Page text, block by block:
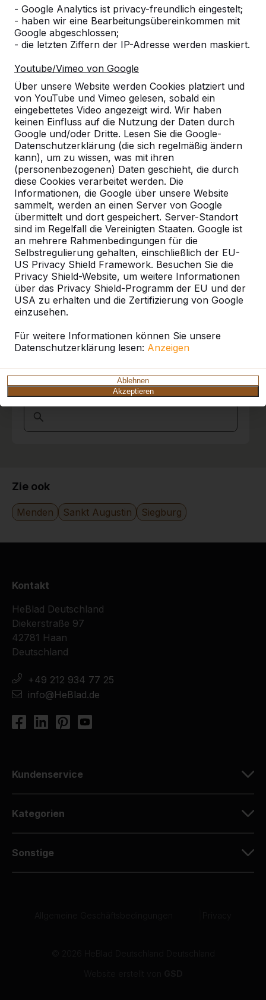
- Google Analytics ist privacy-freundlich eingestelt;
- haben wir eine Bearbeitungsübereinkommen mit
Google abgeschlossen;
- die letzten Ziffern der IP-Adresse werden maskiert.
Youtube/Vimeo von Google
Über unsere Website werden Cookies platziert und
von YouTube und Vimeo gelesen, sobald ein
eingebettetes Video angezeigt wird. Wir haben
keinen Einfluss auf die Nutzung der Daten durch
Google und/oder Dritte. Lesen Sie die Google-
Datenschutzerklärung (die sich regelmäßig ändern
kann), um zu wissen, was mit ihren
(personenbezogenen) Daten geschieht, die durch
diese Cookies verarbeitet werden. Die
Informationen, die Google über unsere Website
sammelt, werden an einen Server von Google
übermittelt und dort gespeichert. Server-Standort
sind im Regelfall die Vereinigten Staaten. Google ist
an mehrere Rahmenbedingungen für die
Selbstregulierung gehalten, einschließlich der EU-
US Privacy Shield Framework. Besuchen Sie die
Privacy Shield-Website, um weitere Informationen
über das Privacy Shield-Programm der EU und der
USA zu erhalten und die Zertifizierung von Google
einzusehen.
Für weitere Informationen können Sie unsere
Datenschutzerklärung lesen: Anzeigen
Ablehnen
Akzeptieren
Referenzen
Unsere Produkte finden Sie in ganz Europa
und darüber hinaus. Sehen Sie hier, wo Sie
ein HeBlad-Produkt in Ihrer Nähe finden.
Produkt
Alles anzeigen
Alles anzeigen
Ort oder Postleitzahl suchen
Zie ook
Menden Sankt Augustin Siegburg
Kontakt
HeBlad Deutschland
Diekerstraße 97
42781 Haan
Deutschland
+49 212 934 77 25
info@HeBlad.de
Kundenservice
Kategorien
Sonstige